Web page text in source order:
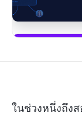
ในช่วงหนึ่งถึง